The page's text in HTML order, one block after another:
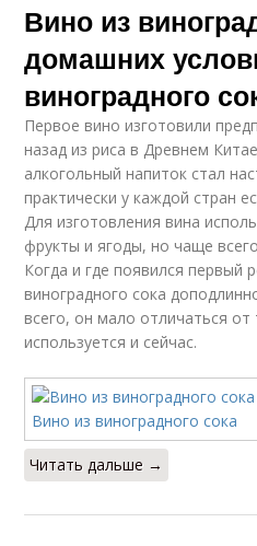
Вино из
домашних
виноградного
Первое вино изготовили
назад из риса в Древнем
алкогольный напиток стал
практически у каждой стран
Для изготовления вина
фрукты и ягоды, но чаще
Когда и где появился первый
виноградного сока
всего, он мало отличаться от
используется и сейчас.
Читать дальше →